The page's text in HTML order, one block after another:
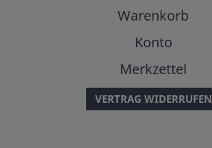
Warenkorb
Konto
Merkzettel
VERTRAG WIDERRUFEN